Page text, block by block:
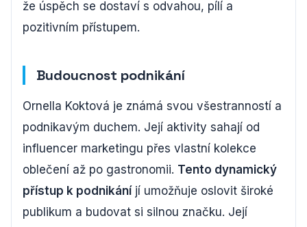
že úspěch se dostaví s odvahou, pílí a
pozitivním přístupem.
Budoucnost podnikání
Ornella Koktová je známá svou všestranností a
podnikavým duchem. Její aktivity sahají od
influencer marketingu přes vlastní kolekce
oblečení až po gastronomii. Tento dynamický
přístup k podnikání jí umožňuje oslovit široké
publikum a budovat si silnou značku. Její